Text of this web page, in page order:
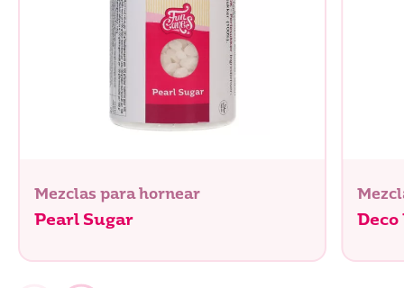
Mezclas para hornear
Pearl Sugar